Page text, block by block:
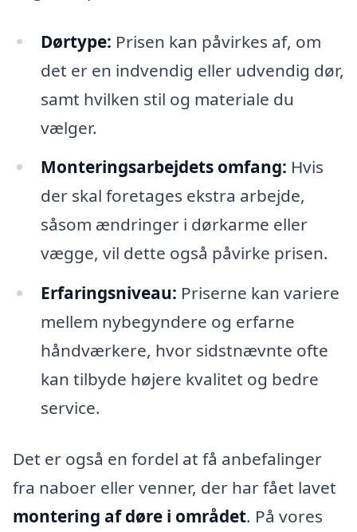
Dørtype: Prisen kan påvirkes af, om
det er en indvendig eller udvendig dør,
samt hvilken stil og materiale du
vælger.
Monteringsarbejdets omfang: Hvis
der skal foretages ekstra arbejde,
såsom ændringer i dørkarme eller
vægge, vil dette også påvirke prisen.
Erfaringsniveau: Priserne kan variere
mellem nybegyndere og erfarne
håndværkere, hvor sidstnævnte ofte
kan tilbyde højere kvalitet og bedre
service.
Det er også en fordel at få anbefalinger
fra naboer eller venner, der har fået lavet
montering af døre i området. På vores